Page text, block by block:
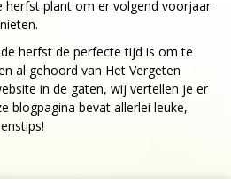
herfst plant om er volgend voorjaar
herfst de perfecte tijd is om te
al gehoord van Het Vergeten
in de gaten, wij vertellen je er
blogpagina bevat allerlei leuke,